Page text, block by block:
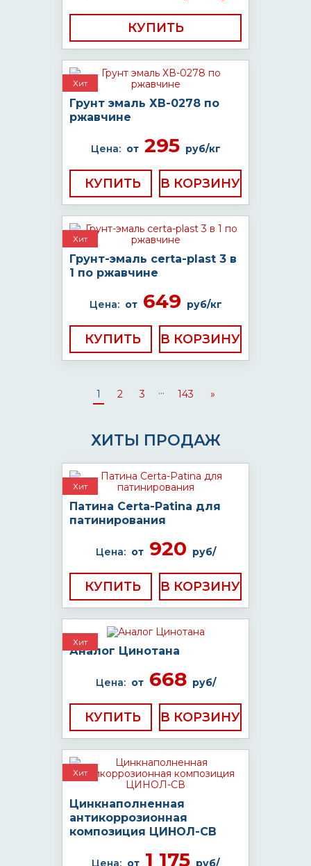
КУПИТЬ
Хит
Грунт эмаль ХВ-0278 по
ржавчине
Цена: от295 руб/кг
КУПИТЬ
Хит
Грунт-эмаль certa-plast 3 в
1 по ржавчине
Цена: от649 руб/кг
КУПИТЬ
1 2 3 ... 143 »
ХИТЫ ПРОДАЖ
Хит
Патина Certa-Patina для
патинирования
Цена: от920 руб/
КУПИТЬ
Хит
Аналог Цинотана
Цена: от668 руб/
КУПИТЬ
Хит
Цинкнаполненная
антикоррозионная
композиция ЦИНОЛ-СВ
Цена: от 1 175 руб/